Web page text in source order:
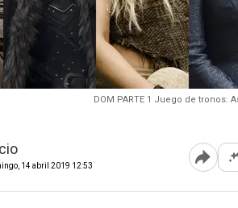
DOM PARTE 1 Juego de
14 abril 2019 12:53 Abrir